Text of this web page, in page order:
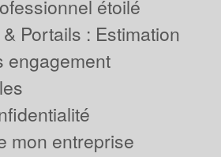
étoilé
Portails : Estimation
engagement
mon entreprise